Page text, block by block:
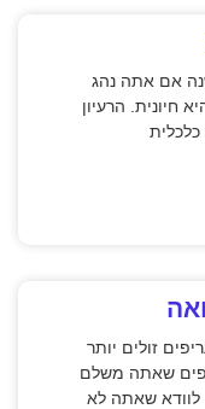
אם אתה נהג
חיונית. הרעיון
כלכלית
זולים יותר
שאתה משלם
לוודא שאתה לא